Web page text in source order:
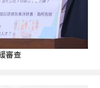
審查